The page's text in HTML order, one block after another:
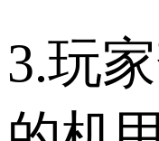
3.玩